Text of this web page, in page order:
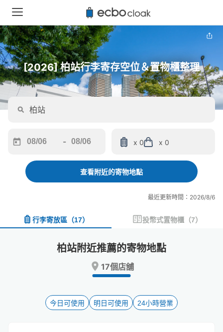
[2026] 柏站行李寄存空位＆置物櫃整理
forward
interact
and
-
backward
interact
and
a
date.
key
to
x 0 x 0
查看附近的寄物地點
最近更新時間：2026/8/6
行李寄放區 （17） 投幣式置物櫃 （7）
柏站附近推薦的寄物地點
17個店舖
今日可使用 明日可使用 24小時營業